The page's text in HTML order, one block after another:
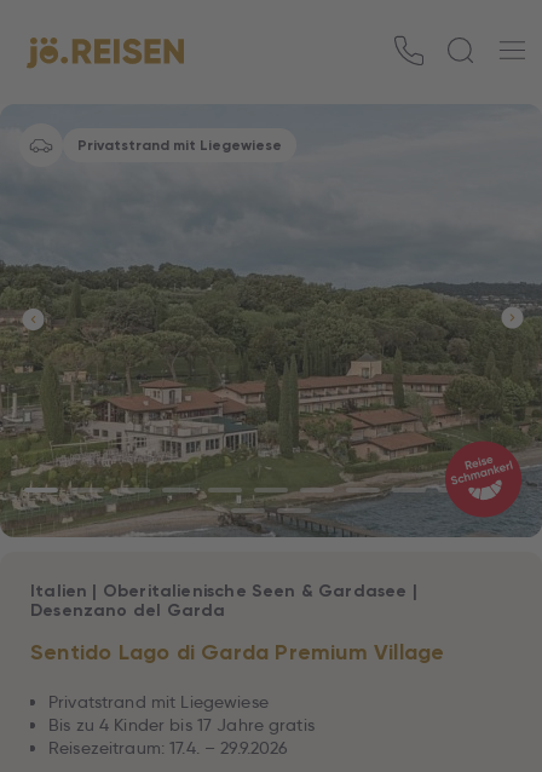
Privatstrand mit Liegewiese
Sentido Lago di Garda Premium Village
Italien | Oberitalienische Seen & Gardasee |
Desenzano del Garda
Privatstrand mit Liegewiese
Bis zu 4 Kinder bis 17 Jahre gratis
Reisezeitraum: 17.4. – 29.9.2026